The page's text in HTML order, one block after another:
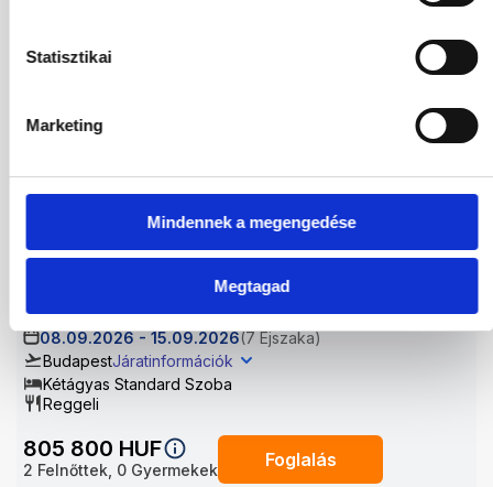
Statisztikai
Marketing
Mindennek a megengedése
Megtagad
Máj
01.09.2026
Kétágyas Standard Szoba
Reggeli
815 800
2Felnőttek,0 Gyermekek Kiválasztás
08.09.2026- 15.09.2026(7 Éjszaka)
BudapestJáratinformációk
Kétágyas Standard Szoba
Reggeli
805 800 HUF
2 Felnőttek, 0 Gyermekek Foglalás